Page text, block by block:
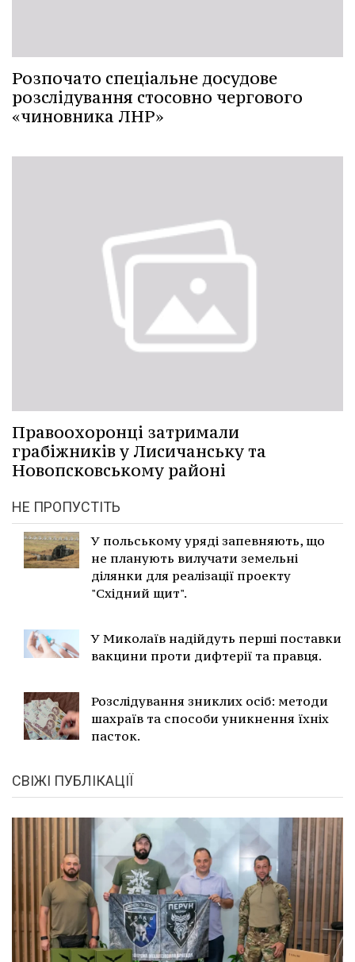
Розпочато спеціальне досудове
розслідування стосовно чергового
«чиновника ЛНР»
Правоохоронці затримали
грабіжників у Лисичанську та
Новопсковському районі
НЕ ПРОПУСТІТЬ
У польському уряді запевняють, що
не планують вилучати земельні
ділянки для реалізації проекту
"Східний щит".
У Миколаїв надійдуть перші поставки
вакцини проти дифтерії та правця.
Розслідування зниклих осіб: методи
шахраїв та способи уникнення їхніх
пасток.
СВІЖІ ПУБЛІКАЦІЇ